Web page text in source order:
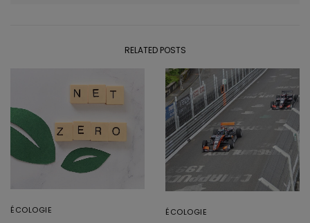
RELATED POSTS
ÉCOLOGIE ÉCOLOGIE